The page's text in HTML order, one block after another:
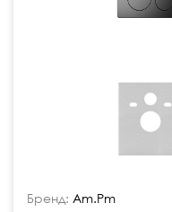
Бренд: Am.Pm